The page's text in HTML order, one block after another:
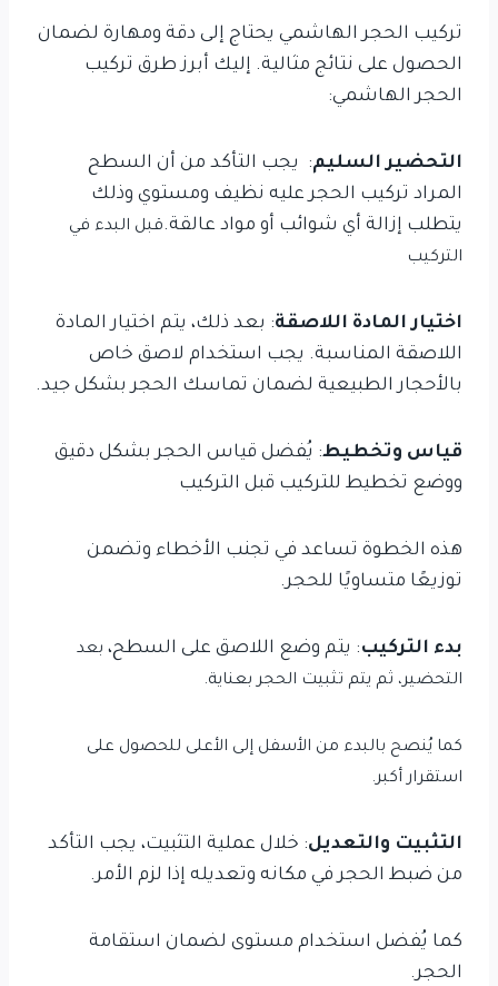
تركيب الحجر الهاشمي يحتاج إلى دقة ومهارة لضمان
الحصول على نتائج مثالية. إليك أبرز طرق تركيب
الحجر الهاشمي:
التحضير السليم: يجب التأكد من أن السطح
المراد تركيب الحجر عليه نظيف ومستوي وذلك
يتطلب إزالة أي شوائب أو مواد عالقة.قبل البدء في
التركيب
اختيار المادة اللاصقة: بعد ذلك، يتم اختيار المادة
اللاصقة المناسبة. يجب استخدام لاصق خاص
بالأحجار الطبيعية لضمان تماسك الحجر بشكل جيد.
قياس وتخطيط: يُفضل قياس الحجر بشكل دقيق
ووضع تخطيط للتركيب قبل التركيب
هذه الخطوة تساعد في تجنب الأخطاء وتضمن
توزيعًا متساويًا للحجر.
بدء التركيب: يتم وضع اللاصق على السطح، بعد
التحضير، ثم يتم تثبيت الحجر بعناية.
كما يُنصح بالبدء من الأسفل إلى الأعلى للحصول على
استقرار أكبر.
التثبيت والتعديل: خلال عملية التثبيت، يجب التأكد
من ضبط الحجر في مكانه وتعديله إذا لزم الأمر.
كما يُفضل استخدام مستوى لضمان استقامة
الحجر.